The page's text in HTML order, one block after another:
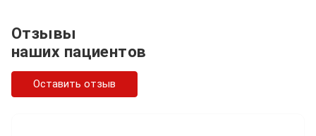
Отзывы
наших пациентов
Оставить отзыв